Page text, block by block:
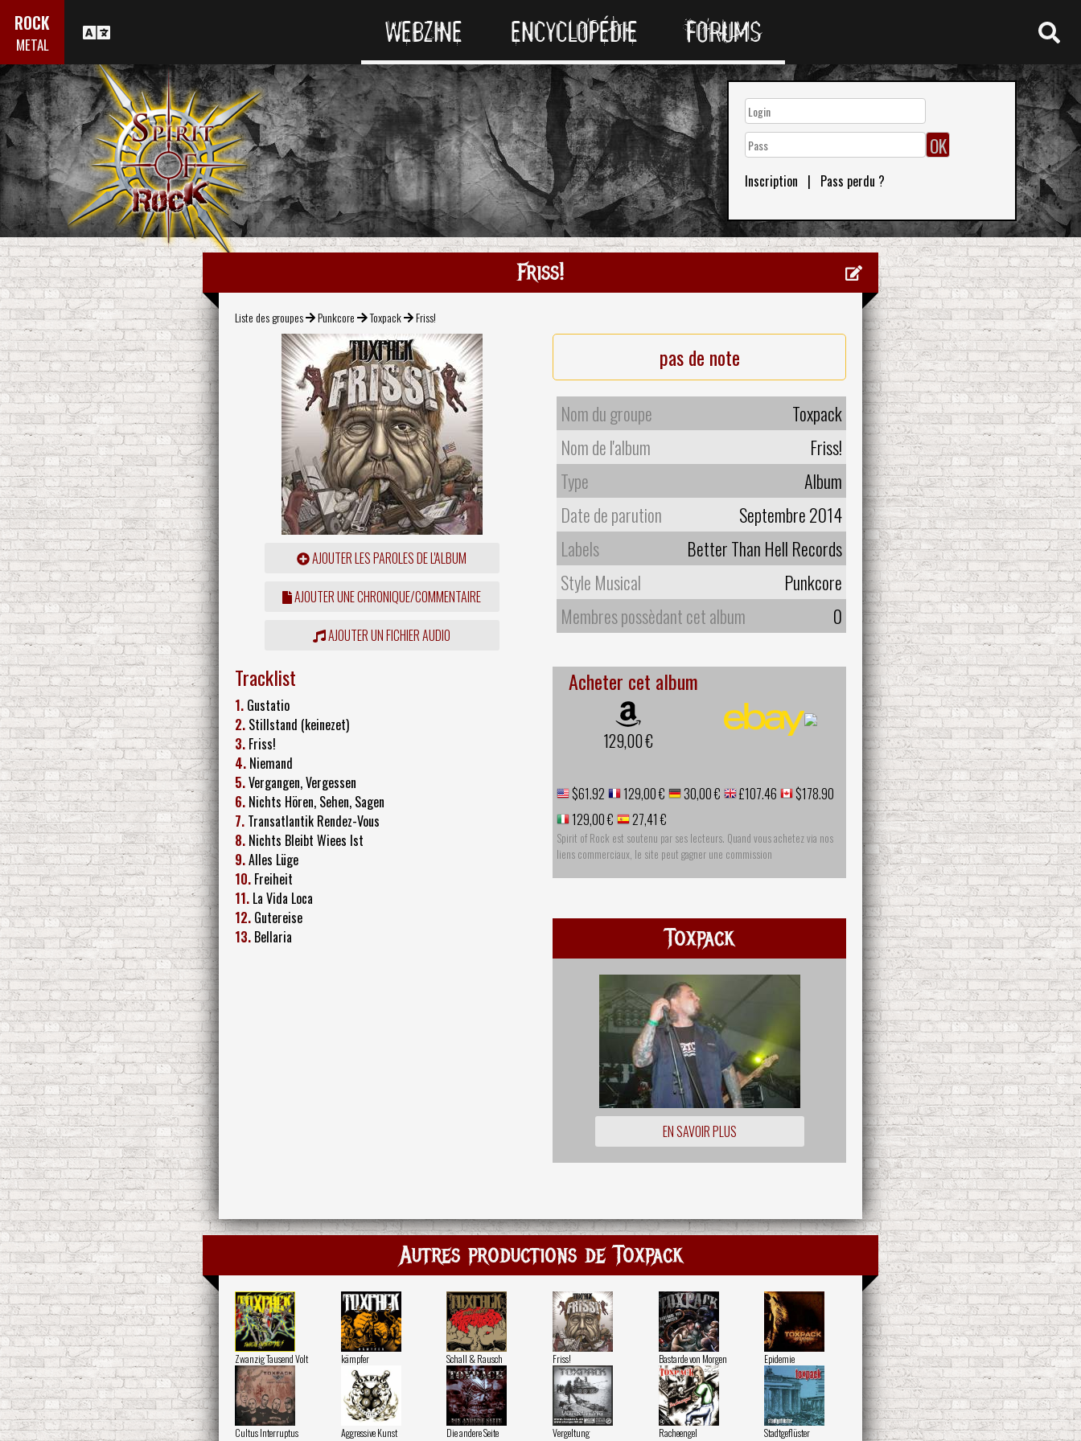
ROCK
METAL WEBZINE ENCYCLOPÉDIE FORUMS
Inscription | Pass perdu ?
Friss!
Liste des groupes Punkcore Toxpack Friss!
AJOUTER LES PAROLES DE L'ALBUM
AJOUTER UNE CHRONIQUE/COMMENTAIRE
AJOUTER UN FICHIER AUDIO
pas de note
Nom du groupe
Toxpack
Nom de l'album
Friss!
Type
Album
Date de parution
Septembre 2014
Labels
Better Than Hell Records
Style Musical
Punkcore
Membres possèdant cet album
0
Tracklist
1. Gustatio
2. Stillstand (keinezet)
3. Friss!
4. Niemand
5.Vergangen, Vergessen
6. Nichts Hören, Sehen, Sagen
7. Transatlantik Rendez-Vous
8. Nichts Bleibt Wiees Ist
9.Alles Lüge
10. Freiheit
11. La Vida Loca
12. Gutereise
13. Bellaria
Acheter cet album
129,00 €
$61.92 129,00 € 30,00 € £107.46
$178.90
129,00 €
27,41 €
Spirit of Rock est soutenu par ses lecteurs. Quand vous achetez via nos
liens commerciaux, le site peut gagner une commission
Toxpack
EN SAVOIR PLUS
Autres productions de Toxpack
Zwanzig Tausend Volt kämpfer Schall & Rausch Friss! Bastarde von Morgen Epidemie
Cultus Interruptus Aggressive Kunst Die andere Seite Vergeltung Racheengel Stadtgeflüster